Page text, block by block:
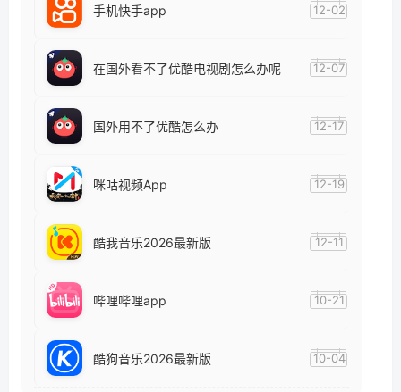
手机快手app 12-02
在国外看不了优酷电视剧怎么办呢 12-07
国外用不了优酷怎么办 12-17
咪咕视频App 12-19
酷我音乐2026最新版 12-11
哔哩哔哩app 10-21
酷狗音乐2026最新版 10-04